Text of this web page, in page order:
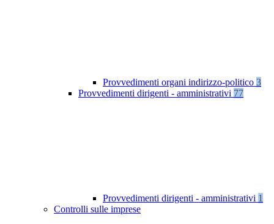
Provvedimenti organi indirizzo-politico 3
Provvedimenti dirigenti - amministrativi 77
Provvedimenti dirigenti - amministrativi 1
Controlli sulle imprese